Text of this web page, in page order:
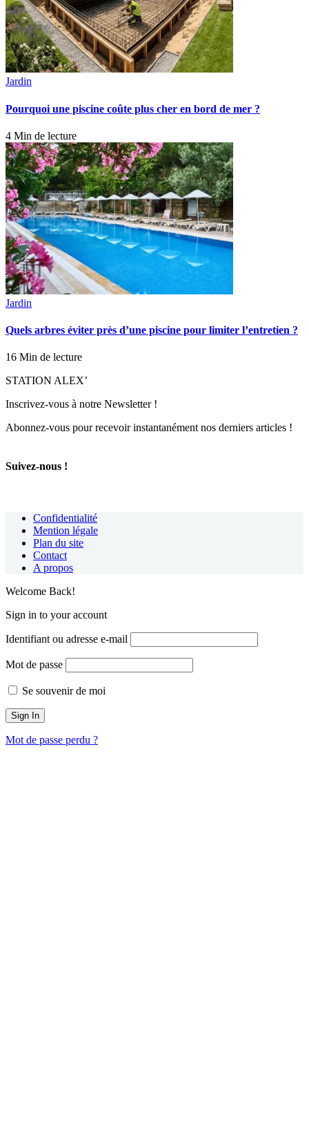
Jardin
Pourquoi une piscine coûte plus cher en bord de mer ?
4 Min de lecture
Jardin
Quels arbres éviter près d’une piscine pour limiter l’entretien ?
16 Min de lecture
STATION ALEX’
Inscrivez-vous à notre Newsletter !
Abonnez-vous pour recevoir instantanément nos derniers articles !
Suivez-nous !
Confidentialité
Mention légale
Plan du site
Contact
A propos
Welcome Back!
Sign in to your account
Identifiant ou adresse e-mail
Mot de passe
Se souvenir de moi
Mot de passe perdu ?